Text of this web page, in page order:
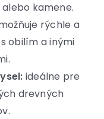
kamene.
rýchle a
obilím a inými
ideálne pre
drevných